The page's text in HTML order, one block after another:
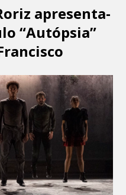
apresenta-
“Autópsia”